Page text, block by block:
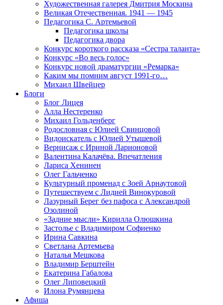
Художественная галерея Дмитрия Москина
Великая Отечественная. 1941 — 1945
Педагогика С. Артемьевой
Педагогика школы
Педагогика двора
Конкурс короткого рассказа «Сестра таланта»
Конкурс «Во весь голос»
Конкурс новой драматургии «Ремарка»
Каким мы помним август 1991-го…
Михаил Швейцер
Блоги
Блог Лицея
Алла Нестеренко
Михаил Гольденберг
Родословная с Юлией Свинцовой
Видоискатель с Юлией Утышевой
Вернисаж с Ириной Ларионовой
Валентина Калачёва. Впечатления
Лариса Хенинен
Олег Гальченко
Культурный променад с Зоей Арнаутовой
Путешествуем с Лидией Винокуровой
Лазурный Берег без пафоса с Александрой
Озолиной
«Задние мысли» Кирилла Олюшкина
Застолье с Владимиром Софиенко
Ирина Савкина
Светлана Артемьева
Наталья Мешкова
Владимир Берштейн
Екатерина Габалова
Олег Липовецкий
Илона Румянцева
Афиша